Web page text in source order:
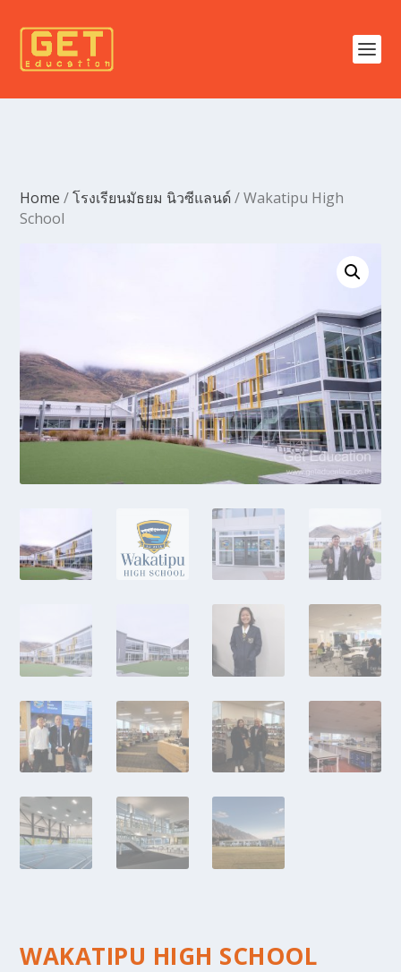
Home /โรงเรียนมัธยม นิวซีแลนด์/ Wakatipu High
School
WAKATIPU HIGH SCHOOL